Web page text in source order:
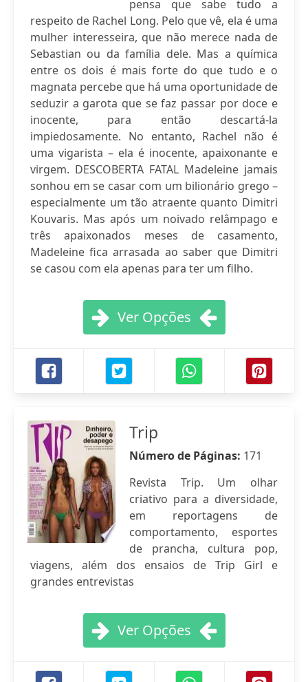
pensa que sabe tudo a
respeito de Rachel Long. Pelo que vê, ela é uma
mulher interesseira, que não merece nada de
Sebastian ou da família dele. Mas a química
entre os dois é mais forte do que tudo e o
magnata percebe que há uma oportunidade de
seduzir a garota que se faz passar por doce e
inocente, para então descartá-la
impiedosamente. No entanto, Rachel não é
uma vigarista – ela é inocente, apaixonante e
virgem. DESCOBERTA FATAL Madeleine jamais
sonhou em se casar com um bilionário grego –
especialmente um tão atraente quanto Dimitri
Kouvaris. Mas após um noivado relâmpago e
três apaixonados meses de casamento,
Madeleine fica arrasada ao saber que Dimitri
se casou com ela apenas para ter um filho.
Ver Opções
Trip
Número de Páginas: 171
Revista Trip. Um olhar
criativo para a diversidade,
em reportagens de
comportamento, esportes
de prancha, cultura pop,
viagens, além dos ensaios de Trip Girl e
grandes entrevistas
Ver Opções